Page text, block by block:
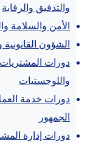
والتدقيق والرقابة
الأمن والسلامة
الشؤون
دورات
واللوجستيات
دورات خدمة
الجمهور
دورات إدارة